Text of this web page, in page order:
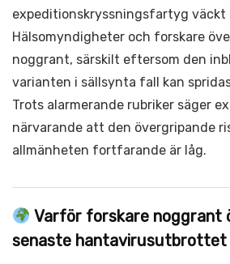
expeditionskryssningsfartyg väckt
Hälsomyndigheter och forskare
noggrant, särskilt eftersom den
varianten i sällsynta fall kan
Trots alarmerande rubriker säger
närvarande att den övergripande
allmänheten fortfarande är låg.
Varför forskare noggrant
senaste hantavirusutbrottet